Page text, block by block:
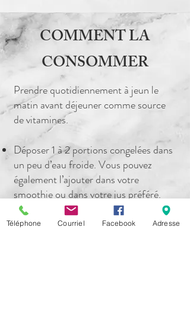
COMMENT LA
CONSOMMER
Prendre quotidiennement à jeun le
matin avant déjeuner comme source
de vitamines.
Déposer 1 à 2 portions congelées dans
un peu d’eau froide. Vous pouvez
également l’ajouter dans votre
smoothie ou dans votre jus préféré.
Laisser fondre pendant quelques
minutes.
Téléphone Courriel Facebook Adresse